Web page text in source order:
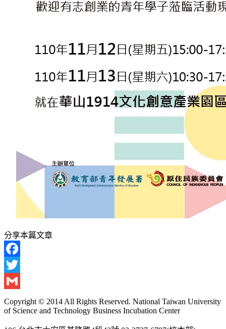
分享本篇文章
Facebook
Twitter
Gmail
Copyright © 2014 All Rights Reserved. National Taiwan University
of Science and Technology Business Incubation Center